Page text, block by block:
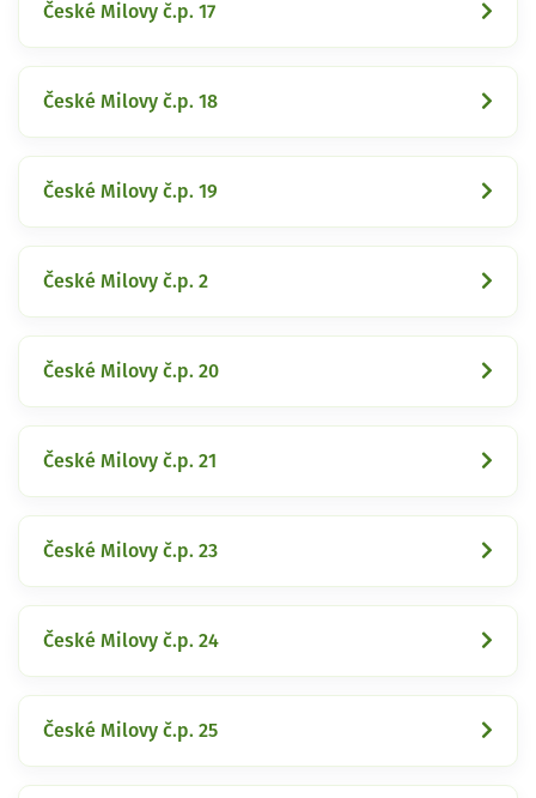
České Milovy č.p. 17
České Milovy č.p. 18
České Milovy č.p. 19
České Milovy č.p. 2
České Milovy č.p. 20
České Milovy č.p. 21
České Milovy č.p. 23
České Milovy č.p. 24
České Milovy č.p. 25